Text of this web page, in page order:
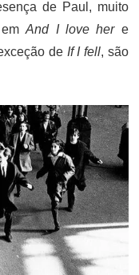
de Paul, muito
emAnd I love here
deIf I fell, são